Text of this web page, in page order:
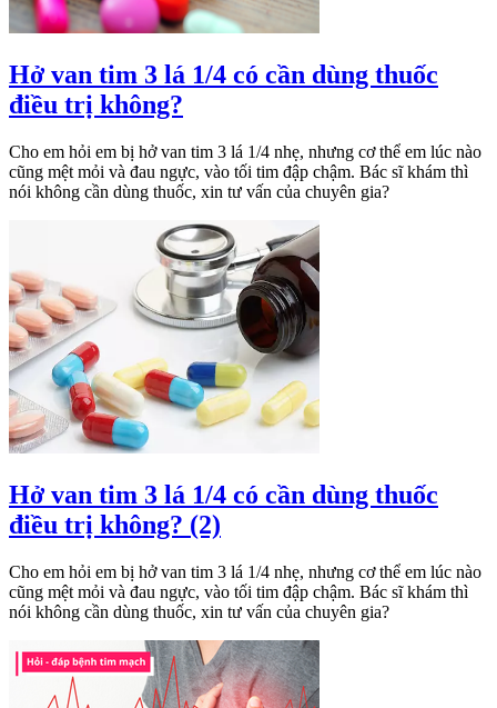
Hở van tim 3 lá 1/4 có cần dùng thuốc
điều trị không?
Cho em hỏi em bị hở van tim 3 lá 1/4 nhẹ, nhưng cơ thể em lúc nào
cũng mệt mỏi và đau ngực, vào tối tim đập chậm. Bác sĩ khám thì
nói không cần dùng thuốc, xin tư vấn của chuyên gia?
Hở van tim 3 lá 1/4 có cần dùng thuốc
điều trị không? (2)
Cho em hỏi em bị hở van tim 3 lá 1/4 nhẹ, nhưng cơ thể em lúc nào
cũng mệt mỏi và đau ngực, vào tối tim đập chậm. Bác sĩ khám thì
nói không cần dùng thuốc, xin tư vấn của chuyên gia?